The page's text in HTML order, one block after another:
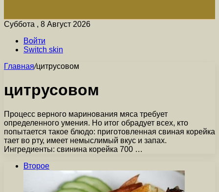
Суббота , 8 Август 2026
Войти
Switch skin
Главная/цитрусовом
цитрусовом
Процесс верного маринования мяса требует
определенного умения. Но итог обрадует всех, кто
попытается такое блюдо: приготовленная свиная корейка
тает во рту, имеет немыслимый вкус и запах.
Ингредиенты: свинина корейка 700 …
Второе